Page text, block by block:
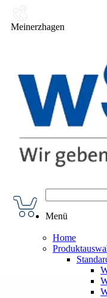
Meinerzhagen
Menü
Home